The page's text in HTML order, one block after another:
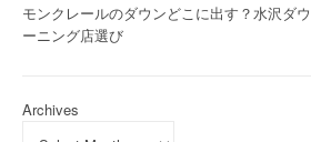
モンクレールのダウンどこに出す？水沢ダ
ーニング店選び
Archives